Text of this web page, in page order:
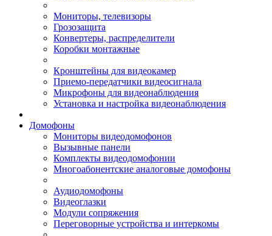
Мониторы, телевизоры
Грозозащита
Конвертеры, распределители
Коробки монтажные
Кронштейны для видеокамер
Приемо-передатчики видеосигнала
Микрофоны для видеонаблюдения
Установка и настройка видеонаблюдения
Домофоны
Мониторы видеодомофонов
Вызывные панели
Комплекты видеодомофонии
Многоабонентские аналоговые домофоны
Аудиодомофоны
Видеоглазки
Модули сопряжения
Переговорные устройства и интеркомы